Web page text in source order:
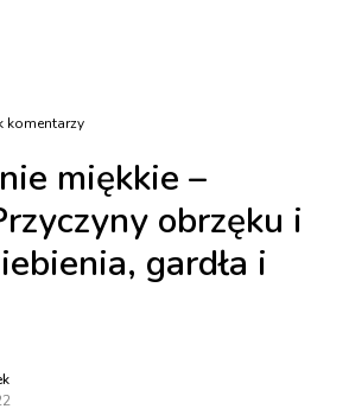
komentarzy
miękkie –
obrzęku i
gardła i